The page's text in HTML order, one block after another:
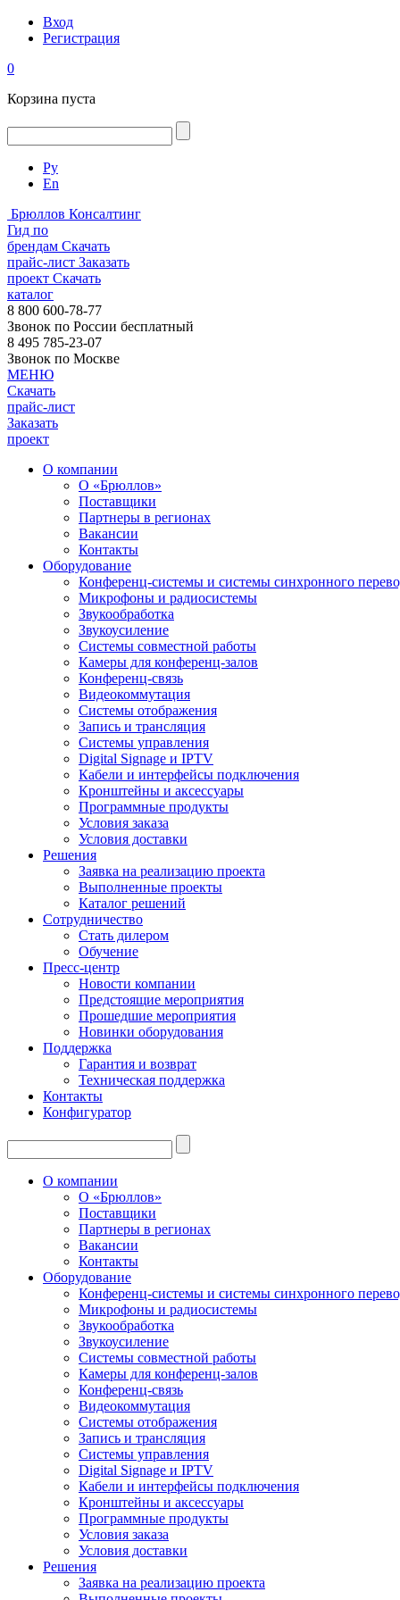
Вход
Регистрация
0
Корзина пуста
Ру
En
Брюллов Консалтинг
Гид по
брендам Скачать
прайс-лист Заказать
проект Скачать
каталог
8 800 600-78-77
Звонок по России бесплатный
8 495 785-23-07
Звонок по Москве
МЕНЮ
Скачать
прайс-лист
Заказать
проект
О компании
О «Брюллов»
Поставщики
Партнеры в регионах
Вакансии
Контакты
Оборудование
Конференц-системы и системы синхронного
Микрофоны и радиосистемы
Звукообработка
Звукоусиление
Системы совместной работы
Камеры для конференц-залов
Конференц-связь
Видеокоммутация
Системы отображения
Запись и трансляция
Системы управления
Digital Signage и IPTV
Кабели и интерфейсы подключения
Кронштейны и аксессуары
Программные продукты
Условия заказа
Условия доставки
Решения
Заявка на реализацию проекта
Выполненные проекты
Каталог решений
Сотрудничество
Стать дилером
Обучение
Пресс-центр
Новости компании
Предстоящие мероприятия
Прошедшие мероприятия
Новинки оборудования
Поддержка
Гарантия и возврат
Техническая поддержка
Контакты
Конфигуратор
О компании
О «Брюллов»
Поставщики
Партнеры в регионах
Вакансии
Контакты
Оборудование
Конференц-системы и системы синхронного
Микрофоны и радиосистемы
Звукообработка
Звукоусиление
Системы совместной работы
Камеры для конференц-залов
Конференц-связь
Видеокоммутация
Системы отображения
Запись и трансляция
Системы управления
Digital Signage и IPTV
Кабели и интерфейсы подключения
Кронштейны и аксессуары
Программные продукты
Условия заказа
Условия доставки
Решения
Заявка на реализацию проекта